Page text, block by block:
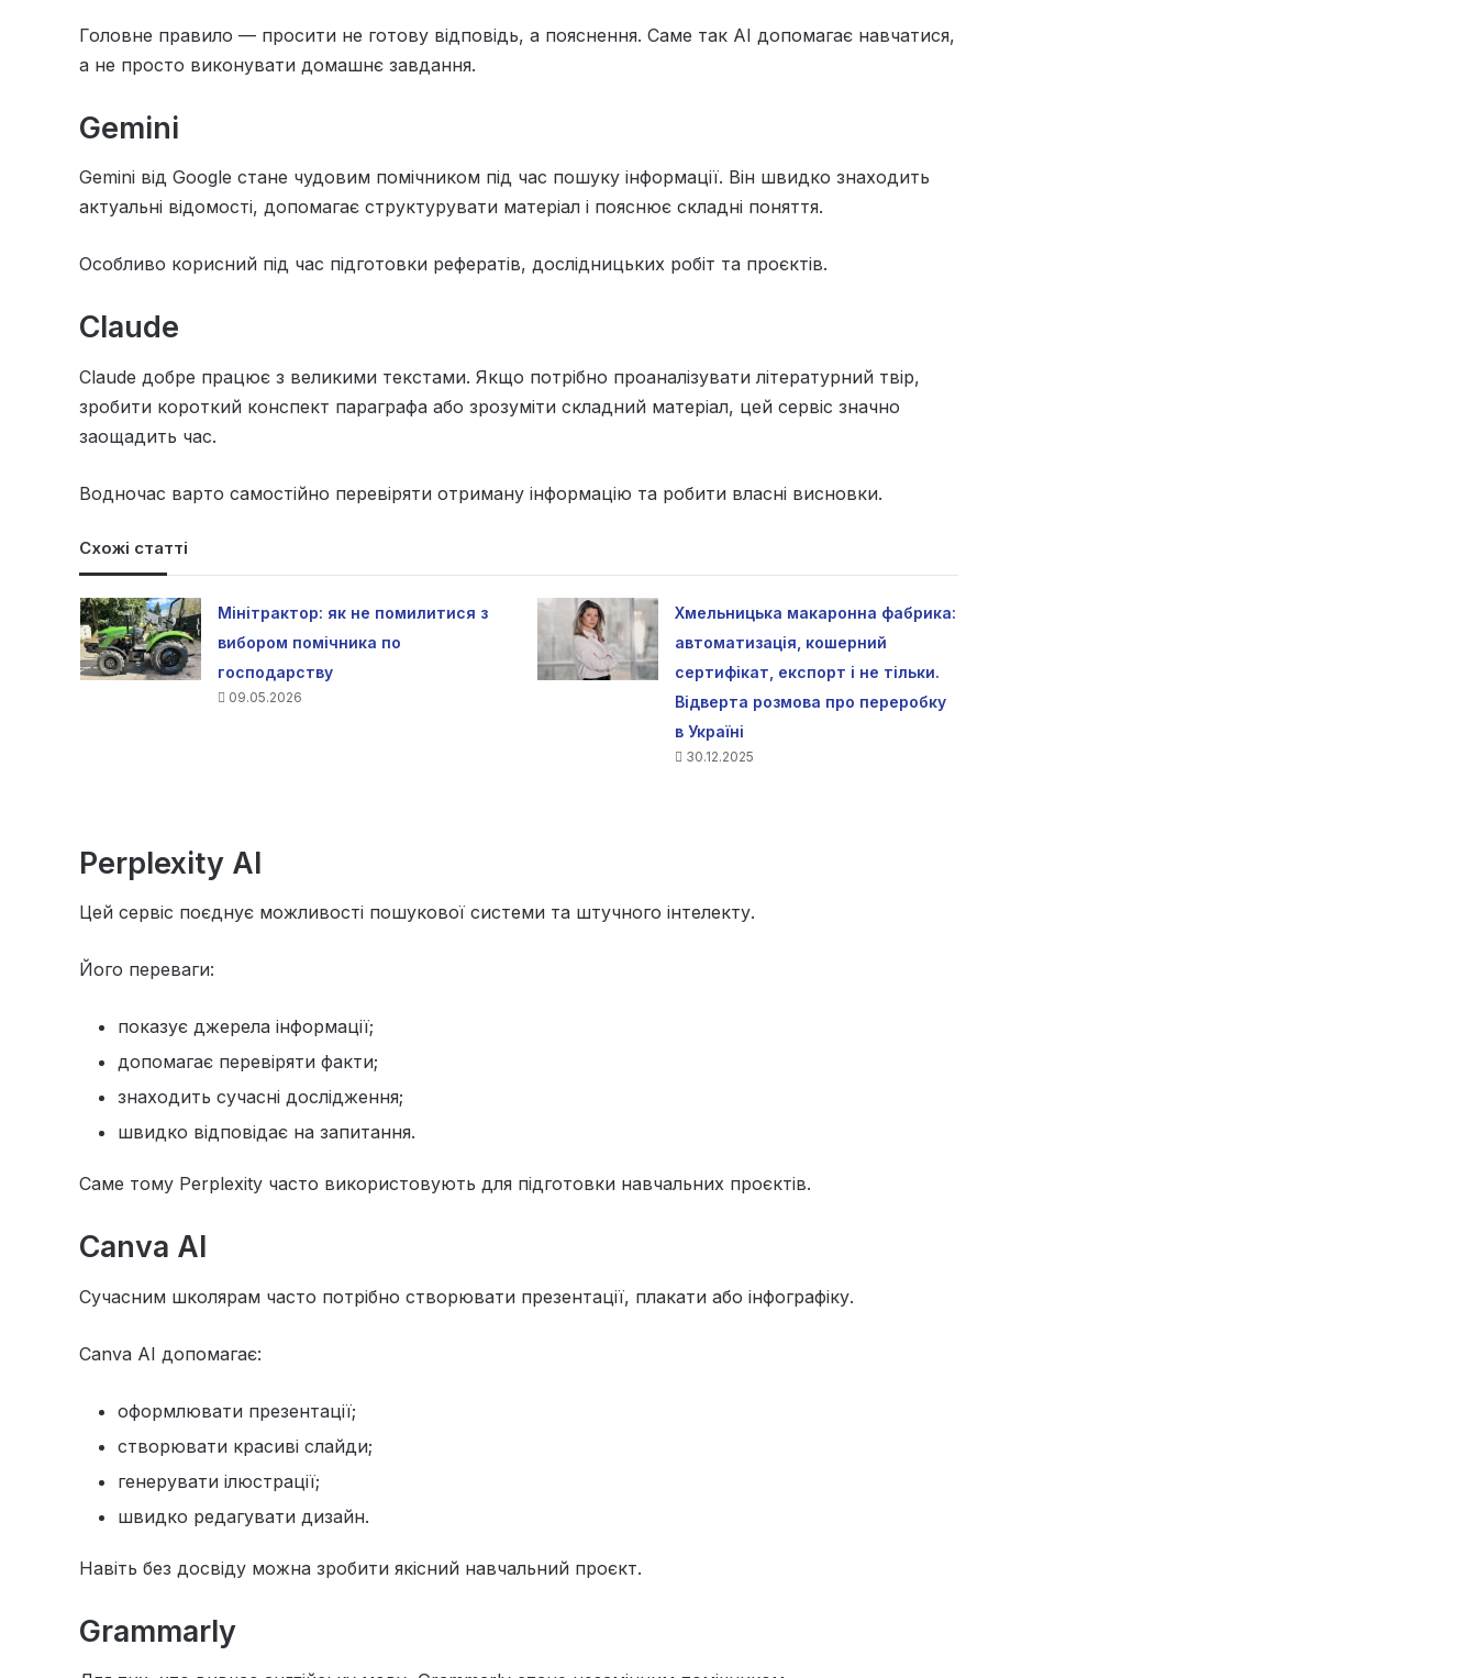
Головне правило — просити не готову відповідь, а пояснення. Саме так AI допомагає навчатися,
а не просто виконувати домашнє завдання.
Gemini
Gemini від Google стане чудовим помічником під час пошуку інформації. Він швидко знаходить
актуальні відомості, допомагає структурувати матеріал і пояснює складні поняття.
Особливо корисний під час підготовки рефератів, дослідницьких робіт та проєктів.
Claude
Claude добре працює з великими текстами. Якщо потрібно проаналізувати літературний твір,
зробити короткий конспект параграфа або зрозуміти складний матеріал, цей сервіс значно
заощадить час.
Водночас варто самостійно перевіряти отриману інформацію та робити власні висновки.
Схожі статті
Мінітрактор: як не помилитися з
вибором помічника по
господарству
09.05.2026
Хмельницька макаронна фабрика:
автоматизація, кошерний
сертифікат, експорт і не тільки.
Відверта розмова про переробку
в Україні
30.12.2025
Perplexity AI
Цей сервіс поєднує можливості пошукової системи та штучного інтелекту.
Його переваги:
показує джерела інформації;
допомагає перевіряти факти;
знаходить сучасні дослідження;
швидко відповідає на запитання.
Саме тому Perplexity часто використовують для підготовки навчальних проєктів.
Canva AI
Сучасним школярам часто потрібно створювати презентації, плакати або інфографіку.
Canva AI допомагає:
оформлювати презентації;
створювати красиві слайди;
генерувати ілюстрації;
швидко редагувати дизайн.
Навіть без досвіду можна зробити якісний навчальний проєкт.
Grammarly